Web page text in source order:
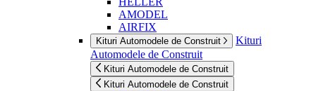
AMODEL
AIRFIX
Kituri Automodele de Construit
Kituri
Automodele de Construit
Kituri Automodele de Construit
Kituri Automodele de Construit